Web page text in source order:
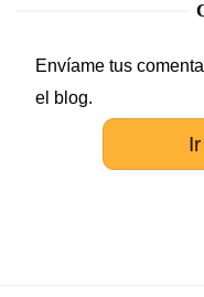
Envíame tus
el blog.